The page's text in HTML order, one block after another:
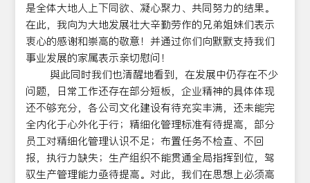
是全体大地人上下同欲、凝心聚力、共同努力的结果。
在此，我向为大地发展壮大辛勤劳作的兄弟姐妹们表示
衷心的感谢和崇高的敬意！并通过你们向默默支持我们
事业发展的家属表示亲切慰问！
與此同时我们也清醒地看到，在发展中仍存在不少
问题，日常工作还存在部分短板，企业精神的具体体现
还不够充分，各公司文化建设有待充实丰满，还未能完
全内化于心外化于行；精细化管理标准有待提高，部分
员工对精细化管理认识不足；布置任务不检查、不回
报，执行力缺失；生产组织不能贯通全局指挥到位，驾
驭生产管理能力亟待提高。对此，我们在思想上必须高